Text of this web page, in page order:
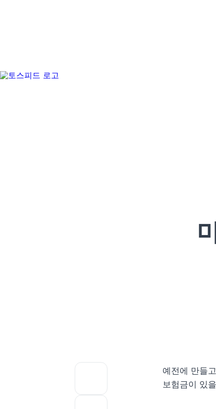
예전에 만들
보험금이 있